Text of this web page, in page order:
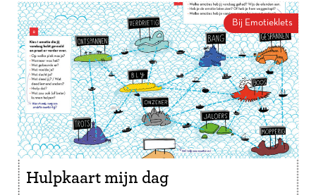
wat hij kan doen voordat hij echt heel boos is.
Als je kind leert herkennen hoe boos hij is, kan
hij – samen met jou – een plannetje maken om
de boosheid aan te pakken.
Bij Emotieklets
Hulpkaart mijn dag